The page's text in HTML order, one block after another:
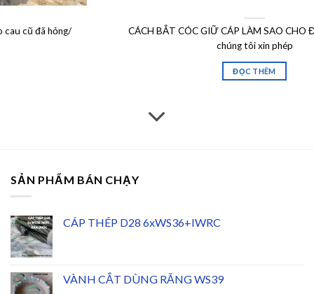
CÁCH BẮT CÓC GIỮ CÁP LÀM SAO CHO ĐÚNG? Dưới dây
SẢN PHẨM BÁN CHẠY
CÁP THÉP D28 6xWS36+IWRC
VÀNH CẮT DÙNG RĂNG WS39